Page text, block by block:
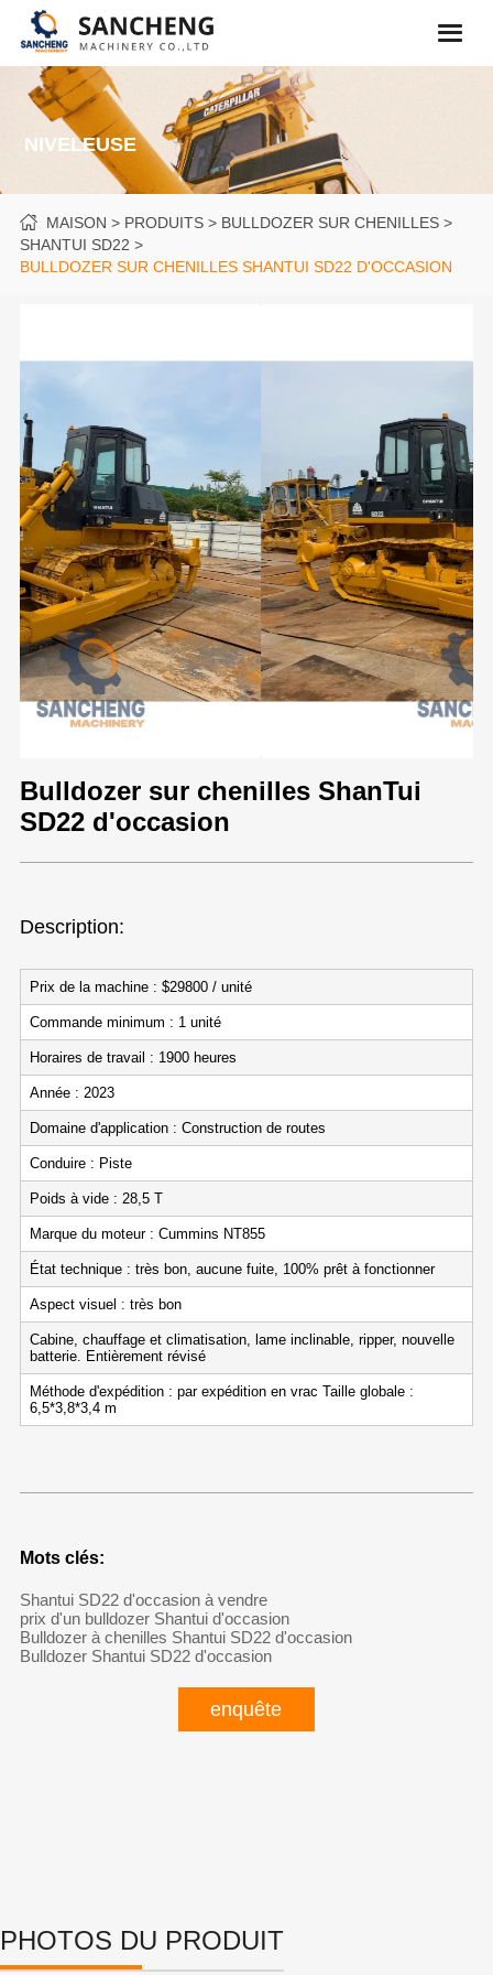
NIVELEUSE
MAISON PRODUITS
BULLDOZER SUR CHENILLES
SHANTUI SD22
BULLDOZER SUR CHENILLES SHANTUI SD22 D'OCCASION
Bulldozer sur chenilles ShanTui
SD22 d'occasion
Description:
Prix de la machine : $29800 / unité
Commande minimum : 1 unité
Horaires de travail : 1900 heures
Année : 2023
Domaine d'application : Construction de routes
Conduire : Piste
Poids à vide : 28,5 T
Marque du moteur : Cummins NT855
État technique : très bon, aucune fuite, 100% prêt à fonctionner
Aspect visuel : très bon
Cabine, chauffage et climatisation, lame inclinable, ripper, nouvelle
batterie. Entièrement révisé
Méthode d'expédition : par expédition en vrac Taille globale :
6,5*3,8*3,4 m
Mots clés:
Shantui SD22 d'occasion à vendre
prix d'un bulldozer Shantui d'occasion
Bulldozer à chenilles Shantui SD22 d'occasion
Bulldozer Shantui SD22 d'occasion
enquête
PHOTOS DU PRODUIT